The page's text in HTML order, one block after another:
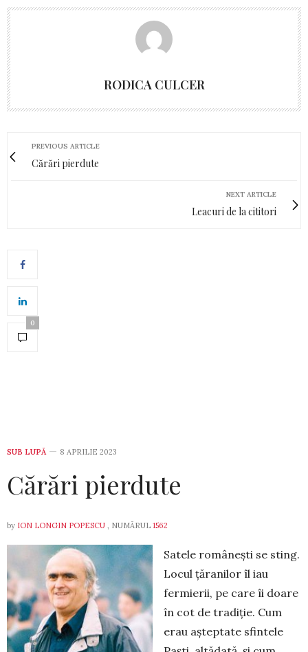
RODICA CULCER
PREVIOUS ARTICLE
Cărări pierdute
NEXT ARTICLE
Leacuri de la cititori
0
SUB LUPĂ 8 APRILIE 2023
Cărări pierdute
by ION LONGIN POPESCU , NUMĂRUL 1562
Satele românești se sting.
Locul țăranilor îl iau
fermierii, pe care îi doare
în cot de tradiție. Cum
erau așteptate sfintele